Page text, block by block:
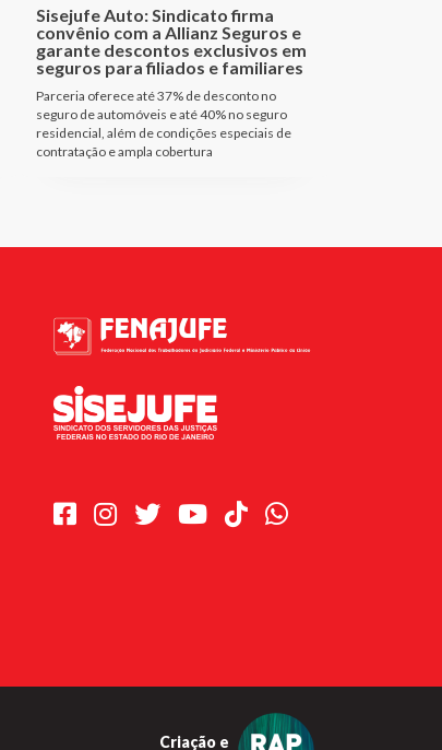
Sisejufe Auto: Sindicato firma
convênio com a Allianz Seguros e
garante descontos exclusivos em
seguros para filiados e familiares
Parceria oferece até 37% de desconto no
seguro de automóveis e até 40% no seguro
residencial, além de condições especiais de
contratação e ampla cobertura
FacebookInstagram
TwitterYoutubeTikTokWhatsapp
Criação e